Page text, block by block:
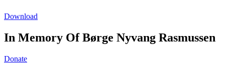
Download
In Memory Of Børge Nyvang Rasmussen
Donate